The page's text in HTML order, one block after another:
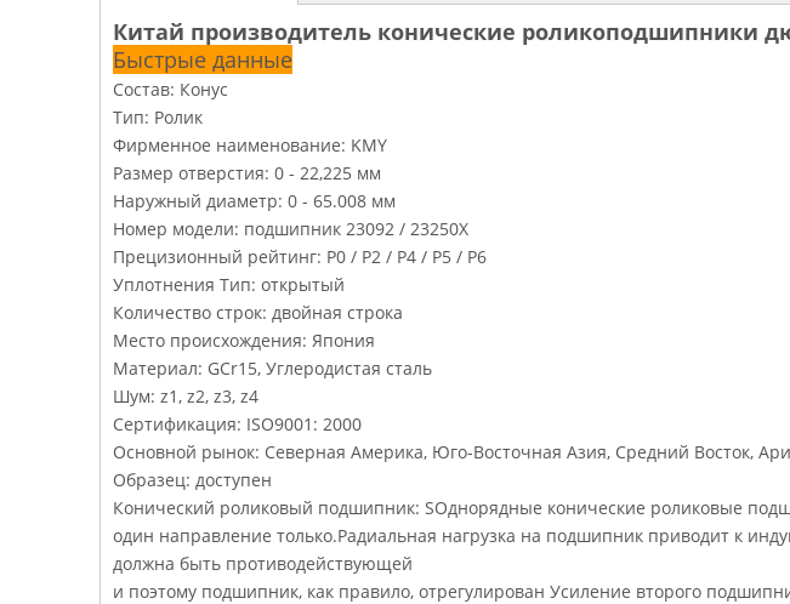
Китай производитель конические роликоподшипники
Быстрые данные
Состав: Конус
Тип: Ролик
Фирменное наименование: KMY
Размер отверстия: 0 - 22,225 мм
Наружный диаметр: 0 - 65.008 мм
Номер модели: подшипник 23092 / 23250X
Прецизионный рейтинг: P0 / P2 / P4 / P5 / P6
Уплотнения Тип: открытый
Количество строк: двойная строка
Место происхождения: Япония
Материал: GCr15, Углеродистая сталь
Шум: z1, z2, z3, z4
Сертификация: ISO9001: 2000
Основной рынок: Северная Америка, Юго-Восточная Азия, Средний Восток,
Образец: доступен
Конический роликовый подшипник: SОднорядные конические роликовые
один направление только.Радиальная нагрузка на подшипник приводит к
должна быть противодействующей
и поэтому подшипник, как правило, отрегулирован Усиление второго